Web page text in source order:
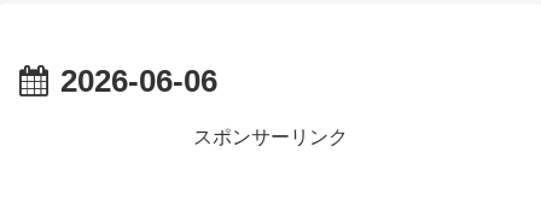
2026-06-06
スポンサーリンク